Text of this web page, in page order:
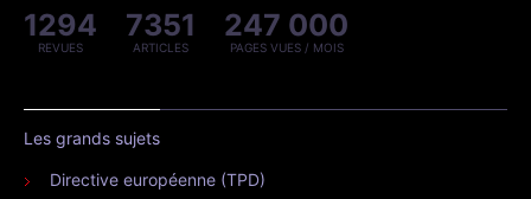
1294
REVUES
7351
ARTICLES
247 000
PAGES VUES / MOIS
Les grands sujets
Directive européenne (TPD)